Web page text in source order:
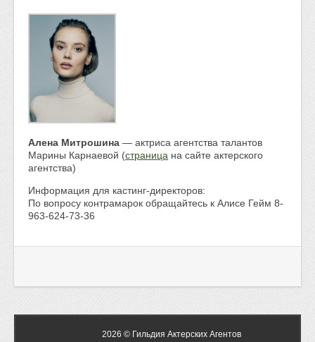
Алена Митрошина — актриса агентства талантов
Марины Карнаевой (страница на сайте актерского
агентства)
Информация для кастинг-директоров:
По вопросу контрамарок обращайтесь к Алисе Гейм 8-
963-624-73-36
2026 © Гильдия Актерских Агентов